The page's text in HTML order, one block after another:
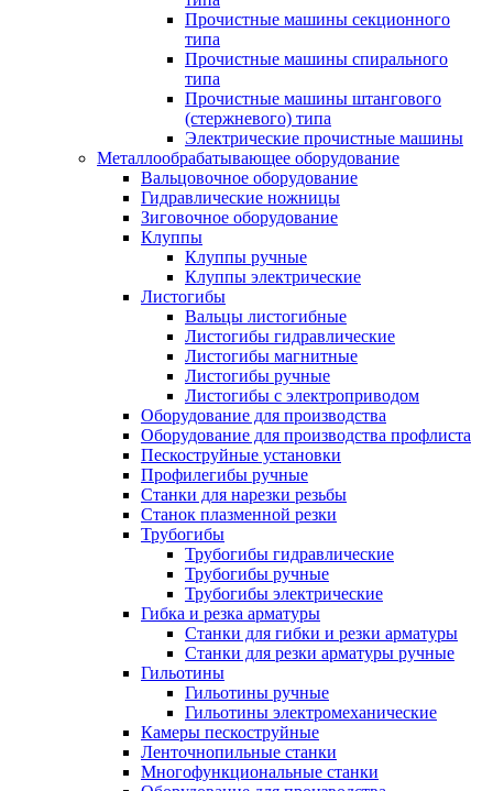
Прочистные машины секционного
типа
Прочистные машины спирального
типа
Прочистные машины штангового
(стержневого) типа
Электрические прочистные машины
Металлообрабатывающее оборудование
Вальцовочное оборудование
Гидравлические ножницы
Зиговочное оборудование
Клуппы
Клуппы ручные
Клуппы электрические
Листогибы
Вальцы листогибные
Листогибы гидравлические
Листогибы магнитные
Листогибы ручные
Листогибы с электроприводом
Оборудование для производства
Оборудование для производства профлиста
Пескоструйные установки
Профилегибы ручные
Станки для нарезки резьбы
Станок плазменной резки
Трубогибы
Трубогибы гидравлические
Трубогибы ручные
Трубогибы электрические
Гибка и резка арматуры
Станки для гибки и резки арматуры
Станки для резки арматуры ручные
Гильотины
Гильотины ручные
Гильотины электромеханические
Камеры пескоструйные
Ленточнопильные станки
Многофункциональные станки